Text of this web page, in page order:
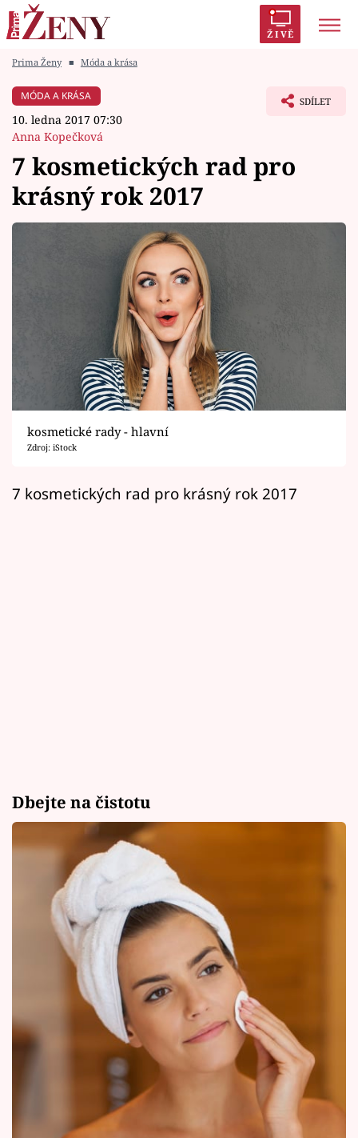
ŽIVĚ
Módní alarm
Témata
Horoskopy
Sledujte prima+
Filmový festival Karlovy Vary
Prima Ženy ■ Móda a krása
MÓDA A KRÁSA
10. ledna 2017 07:30
Anna Kopečková
SDÍLET
7 kosmetických rad pro
krásný rok 2017
kosmetické rady - hlavní
Zdroj: iStock
7 kosmetických rad pro krásný rok 2017
Dbejte na čistotu